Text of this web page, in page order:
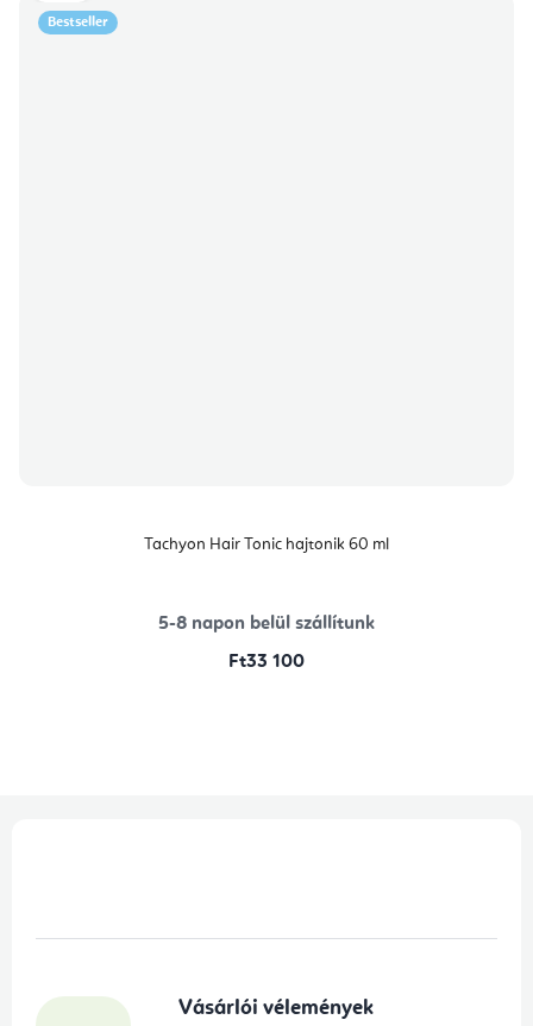
Bestseller
Tachyon Hair Tonic hajtonik 60 ml
5-8 napon belül szállítunk
Ft33 100
Vásárlói vélemények